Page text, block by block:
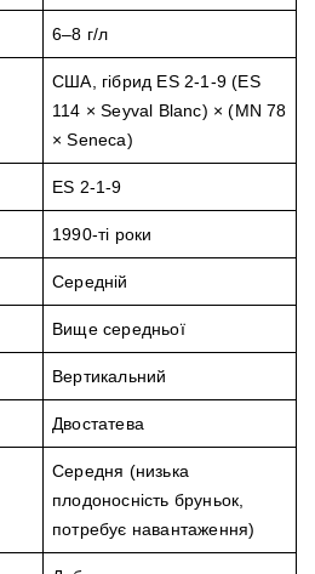
6–8 г/л
США, гібрид ES 2-1-9 (ES
114 × Seyval Blanc) × (MN 78
× Seneca)
ES 2-1-9
1990-ті роки
Середній
Вище середньої
Вертикальний
Двостатева
Середня (низька
плодоносність бруньок,
потребує навантаження)